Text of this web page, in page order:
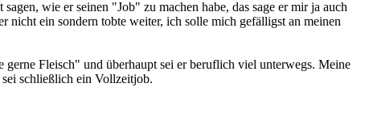
wie er seinen "Job" zu machen habe, das sage er mir ja auch
ein sondern tobte weiter, ich solle mich gefälligst an meinen
gerne Fleisch" und überhaupt sei er beruflich viel unterwegs. Meine
schließlich ein Vollzeitjob.